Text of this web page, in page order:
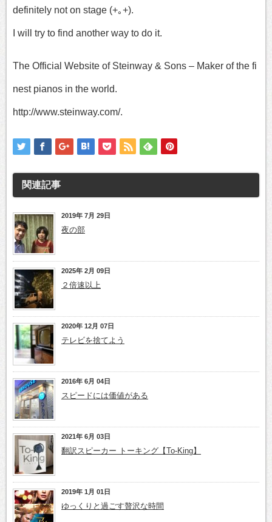
definitely not on stage (+｡+).
I will try to find another way to do it.
The Official Website of Steinway & Sons – Maker of the fi
nest pianos in the world.
http://www.steinway.com/.
関連記事
2019年 7月 29日
夜の部
2025年 2月 09日
２倍速以上
2020年 12月 07日
テレビを捨てよう
2016年 6月 04日
スピードには価値がある
2021年 6月 03日
翻訳スピーカー トーキング【To-King】
2019年 1月 01日
ゆっくりと過ごす贅沢な時間